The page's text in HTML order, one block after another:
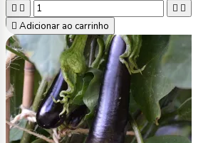
   
 Adicionar ao carrinho